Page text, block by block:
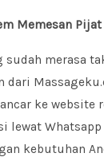
Memesan
sudah merasa
dari
ke website
lewat
kebutuhan